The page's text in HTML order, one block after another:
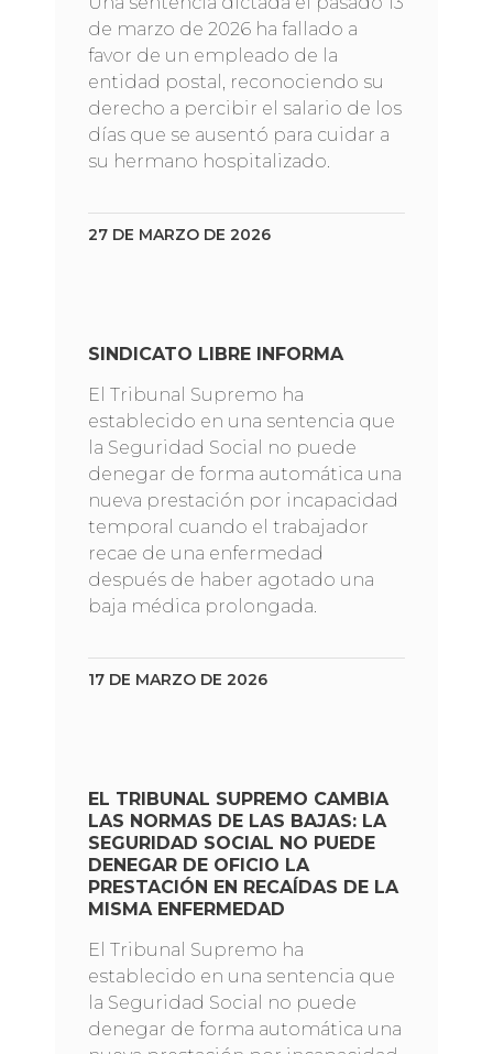
de marzo de 2026 ha fallado a
favor de un empleado de la
entidad postal, reconociendo su
derecho a percibir el salario de los
días que se ausentó para cuidar a
su hermano hospitalizado.
27 DE MARZO DE 2026
SINDICATO LIBRE INFORMA
El Tribunal Supremo ha
establecido en una sentencia que
la Seguridad Social no puede
denegar de forma automática una
nueva prestación por incapacidad
temporal cuando el trabajador
recae de una enfermedad
después de haber agotado una
baja médica prolongada.
17 DE MARZO DE 2026
EL TRIBUNAL SUPREMO CAMBIA
LAS NORMAS DE LAS BAJAS: LA
SEGURIDAD SOCIAL NO PUEDE
DENEGAR DE OFICIO LA
PRESTACIÓN EN RECAÍDAS DE LA
MISMA ENFERMEDAD
El Tribunal Supremo ha
establecido en una sentencia que
la Seguridad Social no puede
denegar de forma automática una